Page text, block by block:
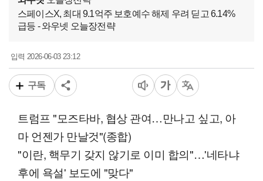
스페이스X, 최대 9.1억주 보호예수 해제 우려 딛고 6.14%
급등 - 와우넷 오늘장전략
입력2026-06-03 23:12
구독
트럼프 "모즈타바, 협상 관여…만나고 싶고, 아
마 언젠가 만날것"(종합)
"이란, 핵무기 갖지 않기로 이미 합의"…'네타냐
후에 욕설' 보도에 "맞다"